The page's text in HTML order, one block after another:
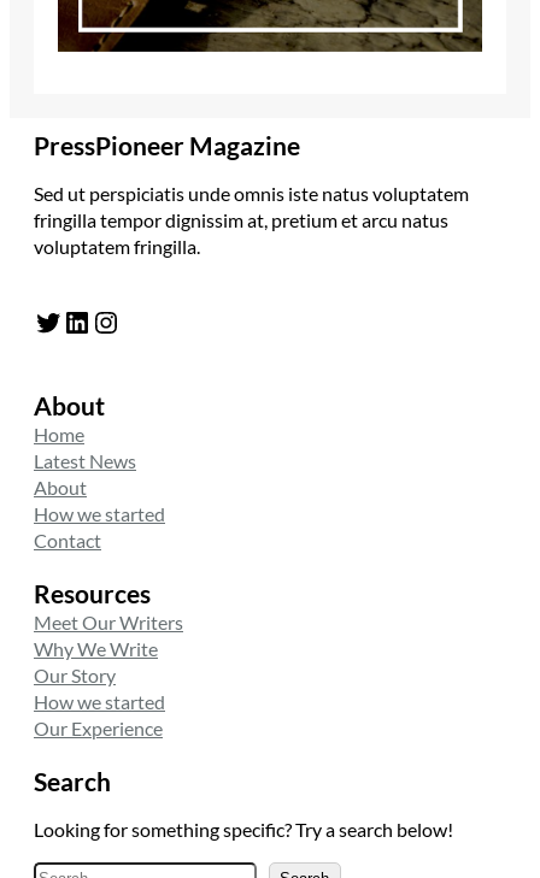
PressPioneer Magazine
Sed ut perspiciatis unde omnis iste natus voluptatem
fringilla tempor dignissim at, pretium et arcu natus
voluptatem fringilla.
Twitter LinkedIn Instagram
About
Home
Latest News
About
How we started
Contact
Resources
Meet Our Writers
Why We Write
Our Story
How we started
Our Experience
Search
Looking for something specific? Try a search below!